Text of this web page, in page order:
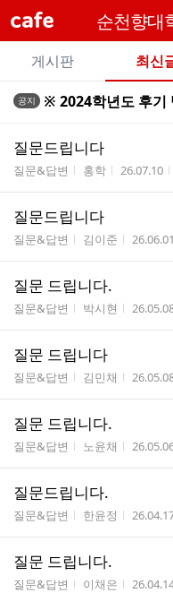
cafe 순천향대
카
페
메
뉴
게시판 최신
전
글
트
공지 ※ 2024학년도 후기
질문드립니다
게시판명
질문&답변 작성자
홍학 작성시간
26.07.10
질문드립니다
게시판명
질문&답변 작성자
김이준 작성시간
26.06.01
질문 드립니다.
게시판명
질문&답변 작성자
박시현 작성시
질문 드립니다
게시판명
질문&답변 작성자
김민채 작성시
질문 드립니다.
게시판명
질문&답변 작성자
노윤채 작성시
질문드립니다.
게시판명
질문&답변 작성자
한윤정 작성시
질문 드립니다.
게시판명
질문&답변 작성자
이채은 작성시